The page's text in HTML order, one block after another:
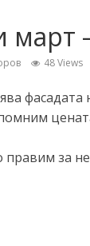
март
48 Views
правим за